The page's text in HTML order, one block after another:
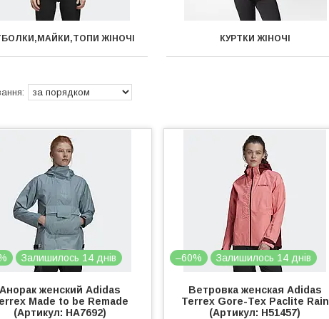
ЖІНОЧІ КУРТКИ ЖІНОЧІ
Залишилось 14 днів
Анорак женский Adidas
Made to be Remade
(Артикул: HA7692)
–60% Залишилось 14 днів
Ветровка женская Adidas
Terrex Gore-Tex Paclite Rain
(Артикул: H51457)